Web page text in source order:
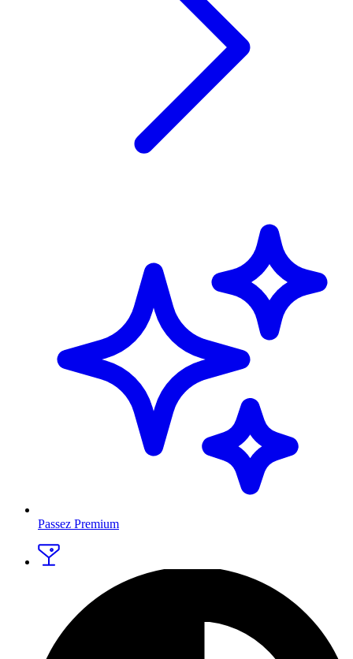
Passez Premium